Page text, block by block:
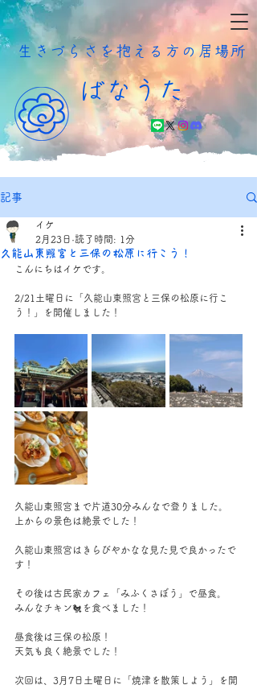
​生きづらさを抱える方の居場所
ばなうた
記事
久能山東照宮と三保の松原に行こう！
イケ
2月23日 読了時間: 1分
こんにちはイケです。
2/21土曜日に「久能山東照宮と三保の松原に行こ
う！」を開催しました！
久能山東照宮まで片道30分みんなで登りました。
上からの景色は絶景でした！
久能山東照宮はきらびやかなな見た見で良かったで
す！
その後は古民家カフェ「みふくさぼう」で昼食。
みんなチキン🐔を食べました！
昼食後は三保の松原！
天気も良く絶景でした！
次回は、3月7日土曜日に「焼津を散策しよう」を開